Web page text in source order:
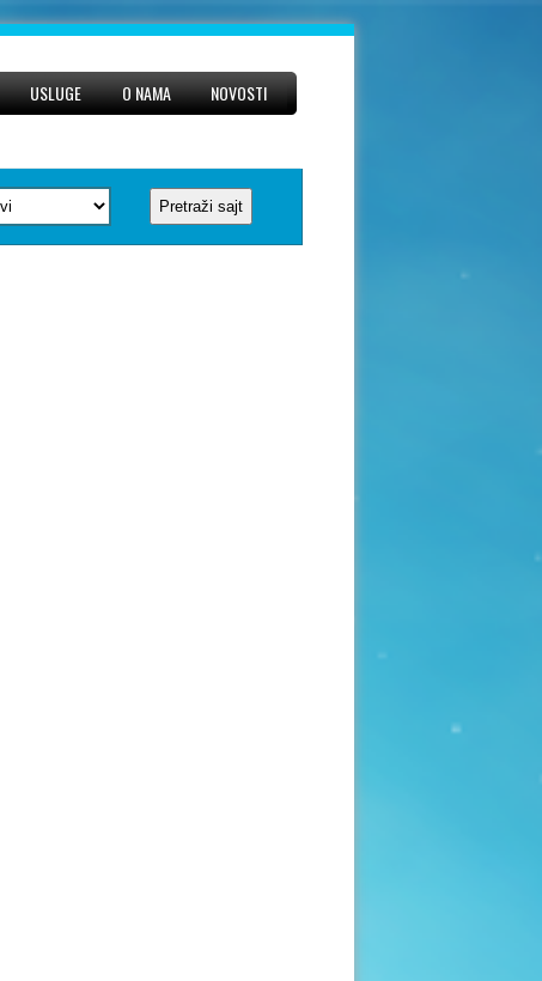
USLUGE O NAMA NOVOSTI